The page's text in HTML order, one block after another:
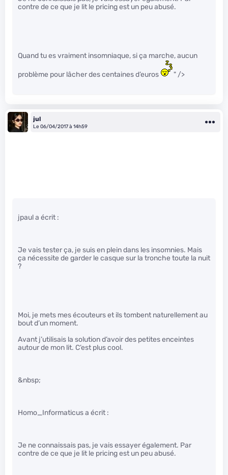
contre de ce que je lit le pricing est un peu abusé.
Quand tu es vraiment insomniaque, si ça marche, aucun
problème pour lâcher des centaines d’euros " />
jul
Le 06/04/2017 à 14h59
jpaul a écrit :
Je vais tester ça, je suis en plein dans les insomnies. Mais
ça nécessite de garder le casque sur la tronche toute la nuit
?
Moi, je mets mes écouteurs et ils tombent naturellement au
bout d’un moment.
Avant j’utilisais la solution d’avoir des petites enceintes
autour de mon lit. C’est plus cool.
&nbsp;
Homo_Informaticus a écrit :
Je ne connaissais pas, je vais essayer également. Par
contre de ce que je lit le pricing est un peu abusé.